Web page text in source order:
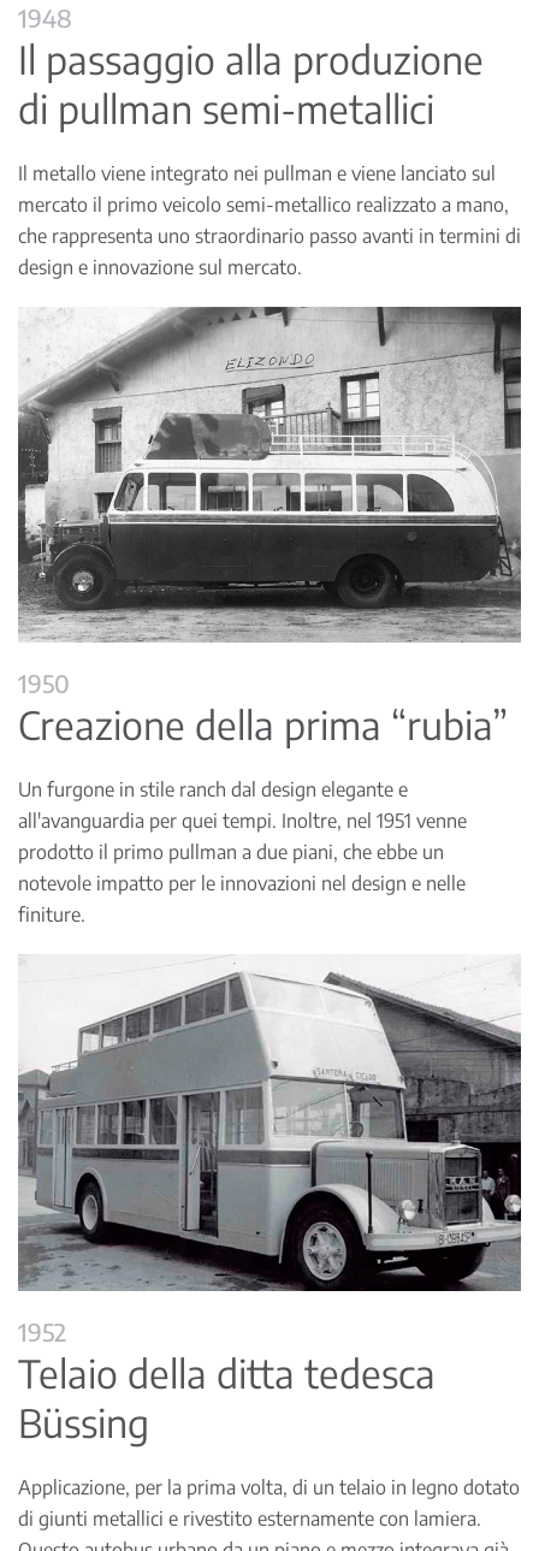
1948
Il passaggio alla produzione
di pullman semi-metallici
Il metallo viene integrato nei pullman e viene lanciato sul
mercato il primo veicolo semi-metallico realizzato a mano,
che rappresenta uno straordinario passo avanti in termini di
design e innovazione sul mercato.
1950
Creazione della prima “rubia”
Un furgone in stile ranch dal design elegante e
all'avanguardia per quei tempi. Inoltre, nel 1951 venne
prodotto il primo pullman a due piani, che ebbe un
notevole impatto per le innovazioni nel design e nelle
finiture.
1952
Telaio della ditta tedesca
Büssing
Applicazione, per la prima volta, di un telaio in legno dotato
di giunti metallici e rivestito esternamente con lamiera.